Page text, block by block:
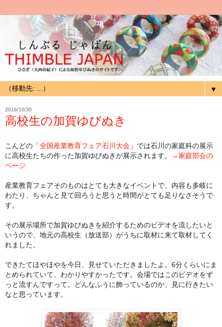
▼
2016/10/30
高校生の加賀ゆびぬき
こんどの「全国産業教育フェア石川大会 」では石川の家庭科の展示
に高校生たちの作った加賀ゆびぬきが展示されます。
→家庭部会の
ページ
産業教育フェアそのものはとても大きなイベントで、内容も多岐に
わたり、ちゃんと見て回ろうと思うと時間がとても足りなさそうで
す。
その展示場所で加賀ゆびぬきを紹介するためのビデオを流したいと
いうので、地元の高校生（放送部）がうちに取材に来て取材してく
れました。
できたてほやほやを今日、見せていただきましたよ。6分くらいにま
とめられていて、わかりやすかったです。会場ではこのビデオをず
っと流すんですって。どんなふうに飾っているのか、見に行きたい
なと思っています。